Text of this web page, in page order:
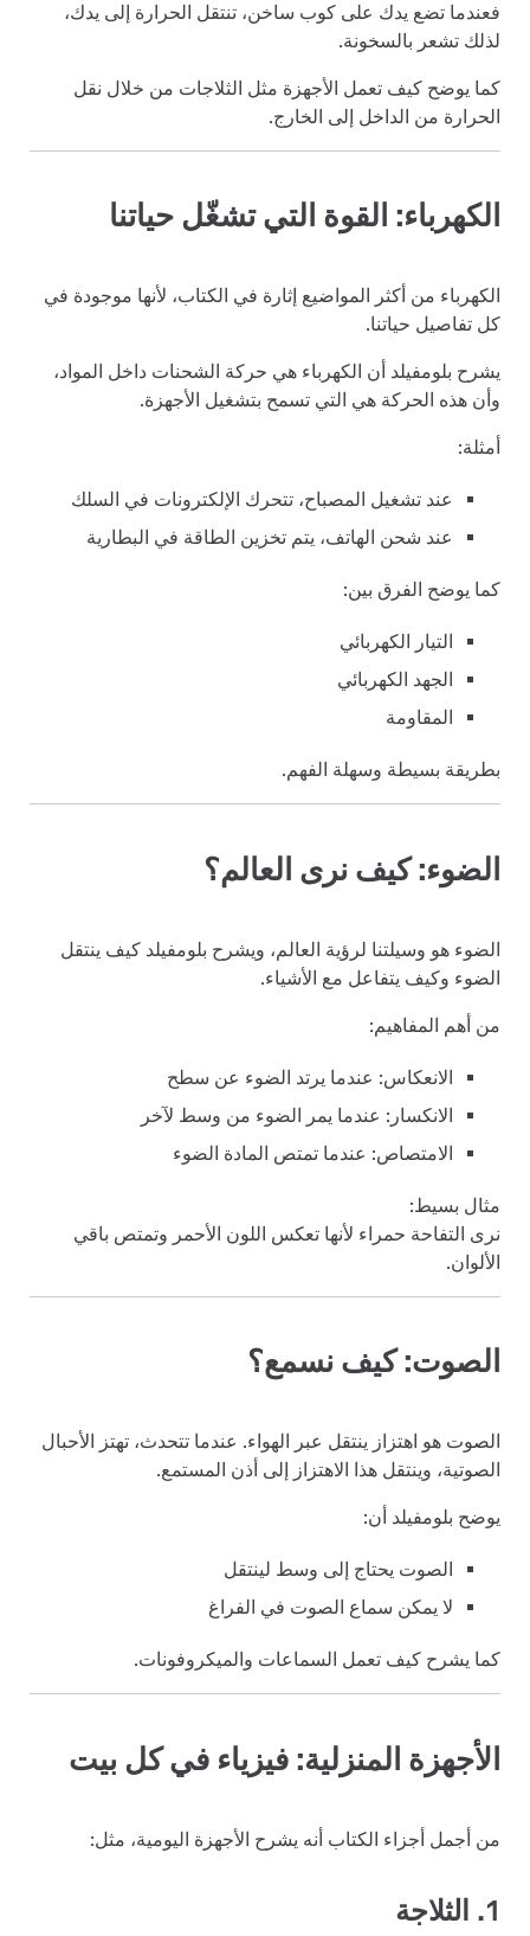
فعندما تضع يدك على كوب ساخن، تنتقل الحرارة إلى يدك،
لذلك تشعر بالسخونة.
كما يوضح كيف تعمل الأجهزة مثل الثلاجات من خلال نقل
الحرارة من الداخل إلى الخارج.
الكهرباء: القوة التي تشغّل حياتنا
الكهرباء من أكثر المواضيع إثارة في الكتاب، لأنها موجودة في
كل تفاصيل حياتنا.
يشرح بلومفيلد أن الكهرباء هي حركة الشحنات داخل المواد،
وأن هذه الحركة هي التي تسمح بتشغيل الأجهزة.
أمثلة:
عند تشغيل المصباح، تتحرك الإلكترونات في السلك
عند شحن الهاتف، يتم تخزين الطاقة في البطارية
كما يوضح الفرق بين:
التيار الكهربائي
الجهد الكهربائي
المقاومة
بطريقة بسيطة وسهلة الفهم.
الضوء: كيف نرى العالم؟
الضوء هو وسيلتنا لرؤية العالم، ويشرح بلومفيلد كيف ينتقل
الضوء وكيف يتفاعل مع الأشياء.
من أهم المفاهيم:
الانعكاس: عندما يرتد الضوء عن سطح
الانكسار: عندما يمر الضوء من وسط لآخر
الامتصاص: عندما تمتص المادة الضوء
مثال بسيط:
نرى التفاحة حمراء لأنها تعكس اللون الأحمر وتمتص باقي
الألوان.
الصوت: كيف نسمع؟
الصوت هو اهتزاز ينتقل عبر الهواء. عندما تتحدث، تهتز الأحبال
الصوتية، وينتقل هذا الاهتزاز إلى أذن المستمع.
يوضح بلومفيلد أن:
الصوت يحتاج إلى وسط لينتقل
لا يمكن سماع الصوت في الفراغ
كما يشرح كيف تعمل السماعات والميكروفونات.
الأجهزة المنزلية: فيزياء في كل بيت
من أجمل أجزاء الكتاب أنه يشرح الأجهزة اليومية، مثل:
1. الثلاجة